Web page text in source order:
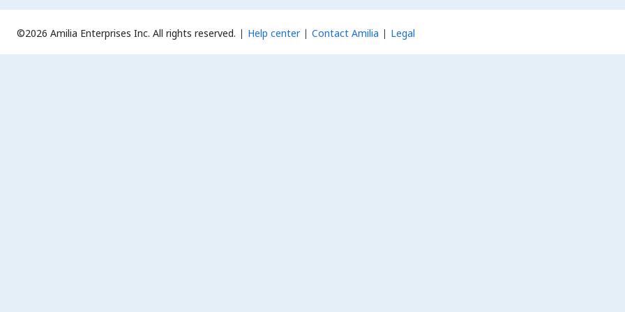
©2026 Amilia Enterprises Inc. All rights reserved. Help center Contact Amilia Legal